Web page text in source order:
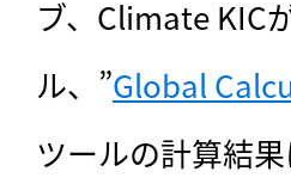
ブ、Climate KIC
ル、”Global
ツールの計算結